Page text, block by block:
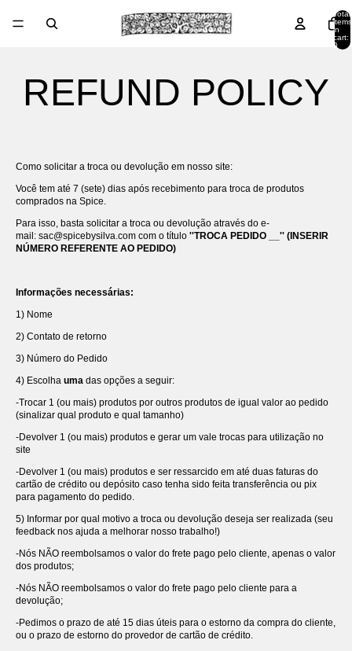
Total
items
in
cart:
0
REFUND POLICY
Como solicitar a troca ou devolução em nosso site:
Você tem até 7 (sete) dias após recebimento para troca de produtos
comprados na Spice.
Para isso, basta solicitar a troca ou devolução através do e-
mail: sac@spicebysilva.com com o título ''TROCA PEDIDO __'' (INSERIR
NÚMERO REFERENTE AO PEDIDO)
Informações necessárias:
1) Nome
2) Contato de retorno
3) Número do Pedido
4) Escolha uma das opções a seguir:
-Trocar 1 (ou mais) produtos por outros produtos de igual valor ao pedido
(sinalizar qual produto e qual tamanho)
-Devolver 1 (ou mais) produtos e gerar um vale trocas para utilização no
site
-Devolver 1 (ou mais) produtos e ser ressarcido em até duas faturas do
cartão de crédito ou depósito caso tenha sido feita transferência ou pix
para pagamento do pedido.
5) Informar por qual motivo a troca ou devolução deseja ser realizada (seu
feedback nos ajuda a melhorar nosso trabalho!)
-Nós NÃO reembolsamos o valor do frete pago pelo cliente, apenas o valor
dos produtos;
-Nós NÃO reembolsamos o valor do frete pago pelo cliente para a
devolução;
-Pedimos o prazo de até 15 dias úteis para o estorno da compra do cliente,
ou o prazo de estorno do provedor de cartão de crédito.